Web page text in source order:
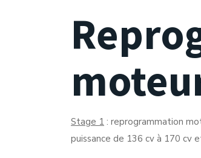
Stage 1 : reprogrammation
puissance de 136 cv à 170 cv